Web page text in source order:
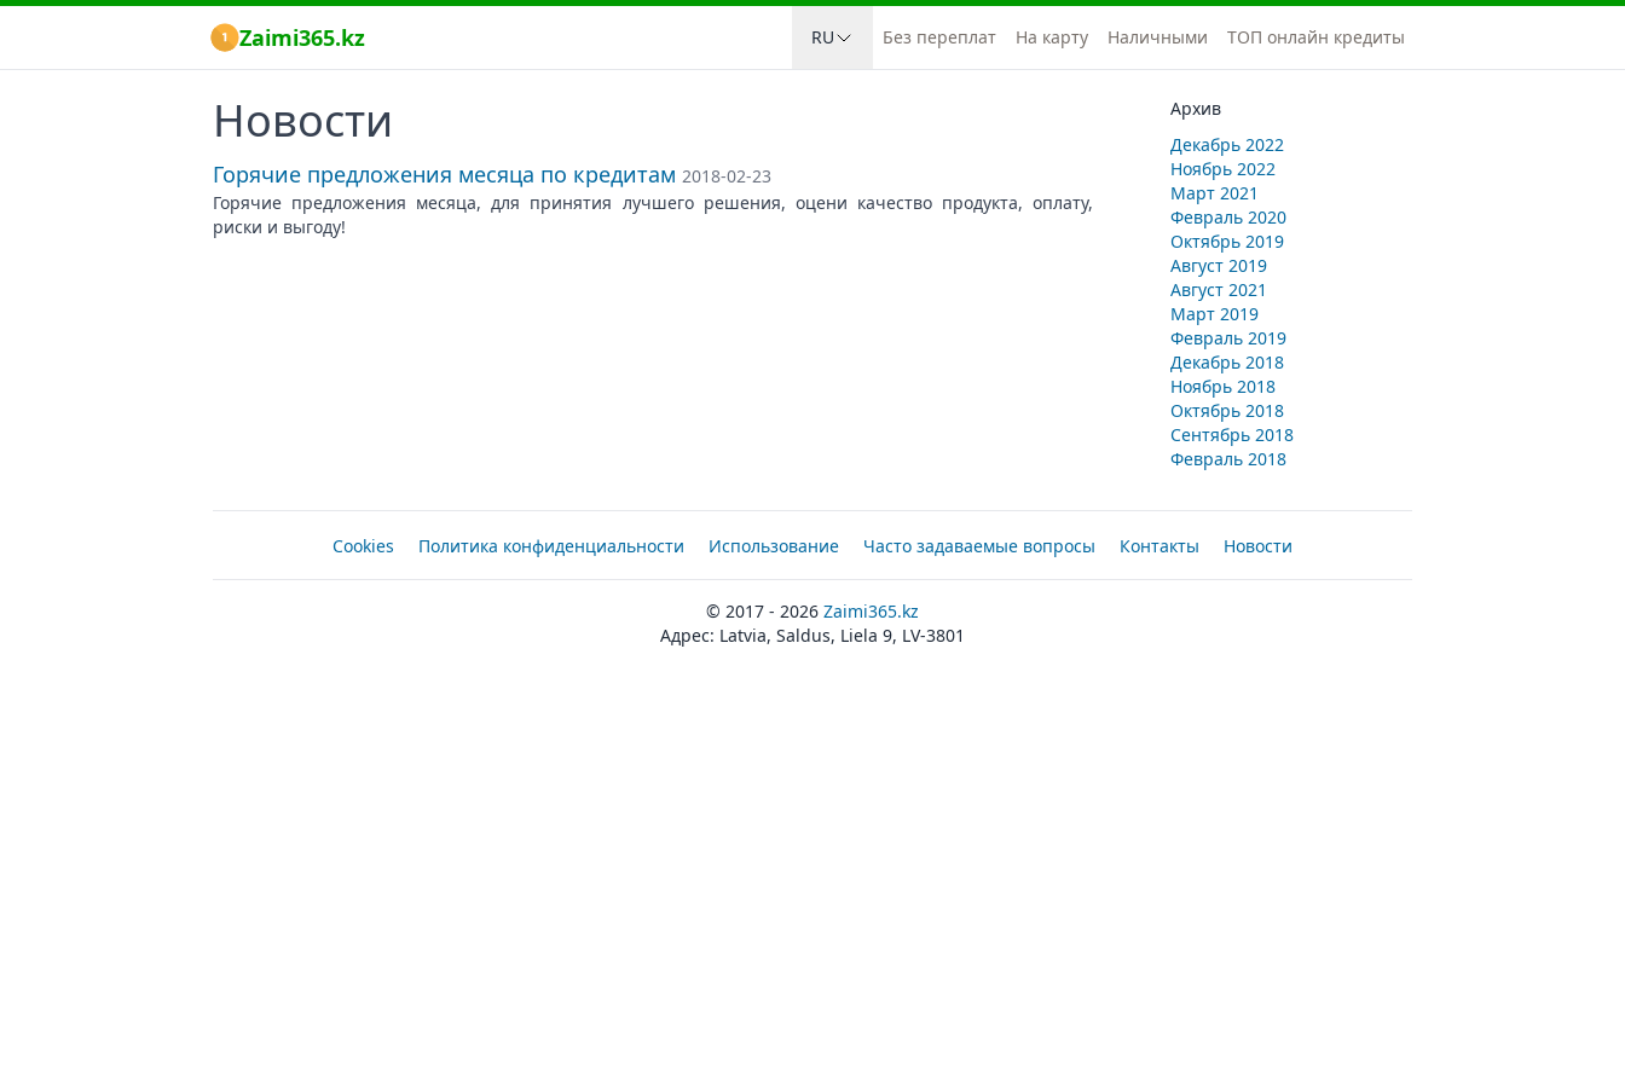
Zaimi365.kz RU Без переплат На карту Наличными ТОП онлайн кредиты
Новости
Горячие предложения месяца по кредитам 2018-02-23
Горячие предложения месяца, для принятия лучшего решения, оцени качество продукта, оплату,
риски и выгоду!
Архив
Декабрь 2022
Ноябрь 2022
Март 2021
Февраль 2020
Октябрь 2019
Август 2019
Август 2021
Март 2019
Февраль 2019
Декабрь 2018
Ноябрь 2018
Октябрь 2018
Сентябрь 2018
Февраль 2018
Cookies Политика конфиденциальности Использование Часто задаваемые вопросы Контакты Новости
© 2017 - 2026 Zaimi365.kz
Адрес: Latvia, Saldus, Liela 9, LV-3801